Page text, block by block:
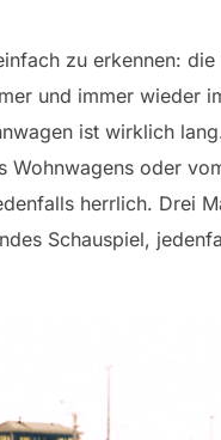
zu erkennen: die
und immer wieder
ist wirklich
Wohnwagens oder
herrlich. Drei
Schauspiel,